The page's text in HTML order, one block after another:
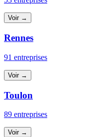
Voir →
Rennes
91 entreprises
Voir →
Toulon
89 entreprises
Voir →